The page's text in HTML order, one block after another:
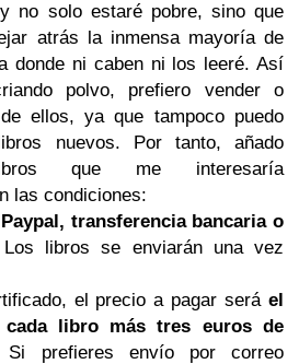
no solo estaré pobre, sino que
atrás la inmensa mayoría de
donde ni caben ni los leeré. Así
polvo, prefiero vender o
ellos, ya que tampoco puedo
nuevos. Por tanto, añado
que me interesaría
las condiciones:
Paypal, transferencia bancaria o
libros se enviarán una vez
el precio a pagar seráel
cada libro más tres euros de
prefieres envío por correo